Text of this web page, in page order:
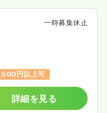
一時募集休止
円以上可
詳細を見る